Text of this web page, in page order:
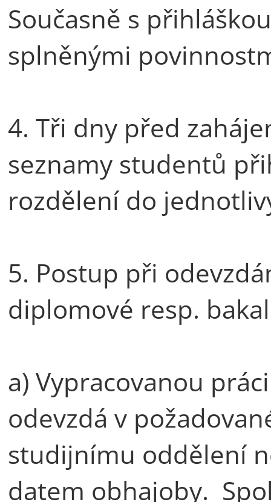
Současně s
splněnými
4. Tři dny před
seznamy studentů
rozdělení do
5. Postup při
diplomové resp.
a) Vypracovanou
odevzdá v
studijnímu oddělení
datem obhajoby.